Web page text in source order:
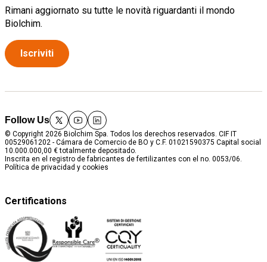
Rimani aggiornato su tutte le novità riguardanti il mondo
Biolchim.
Iscriviti
Follow Us
twitteryoutubelinkedin
© Copyright 2026 Biolchim Spa. Todos los derechos reservados. CIF IT
00529061202 - Cámara de Comercio de BO y C.F. 01021590375 Capital social
10.000.000,00 € totalmente depositado.
Inscrita en el registro de fabricantes de fertilizantes con el no. 0053/06.
Política de privacidad y cookies
Certifications